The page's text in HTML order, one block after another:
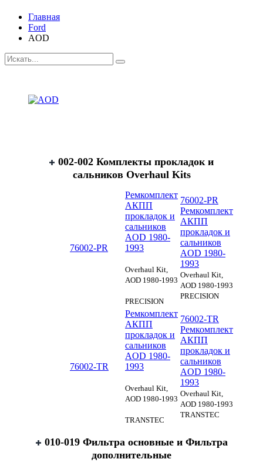
Главная
Ford
AOD
002-002 Комплекты прокладок и
сальников Overhaul Kits
76002-PR
Ремкомплект
АКПП
прокладок и
сальников
AOD 1980-
1993
Overhaul Kit,
AOD 1980-1993
PRECISION
76002-PR
Ремкомплект
АКПП
прокладок и
сальников
AOD 1980-
1993
Overhaul Kit,
AOD 1980-1993
PRECISION
76002-TR
Ремкомплект
АКПП
прокладок и
сальников
AOD 1980-
1993
Overhaul Kit,
AOD 1980-1993
TRANSTEC
76002-TR
Ремкомплект
АКПП
прокладок и
сальников
AOD 1980-
1993
Overhaul Kit,
AOD 1980-1993
TRANSTEC
010-019 Фильтра основные и Фильтра
дополнительные